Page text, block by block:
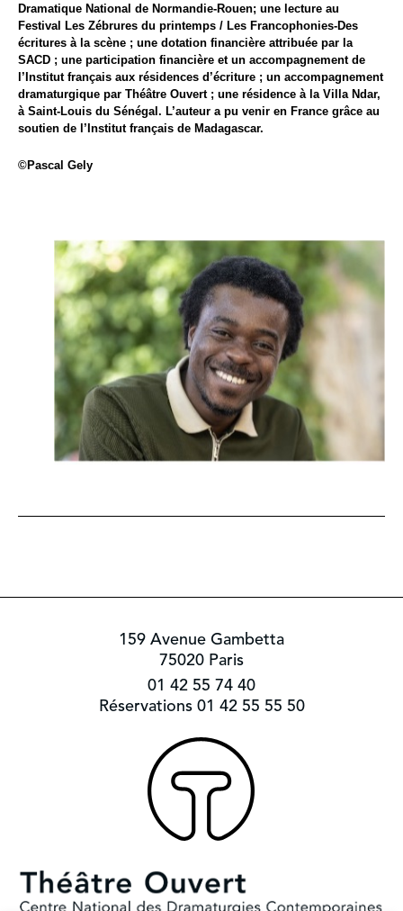
Dramatique National de Normandie-Rouen; une lecture au
Festival Les Zébrures du printemps / Les Francophonies-Des
écritures à la scène ; une dotation financière attribuée par la
SACD ; une participation financière et un accompagnement de
l’Institut français aux résidences d’écriture ; un accompagnement
dramaturgique par Théâtre Ouvert ; une résidence à la Villa Ndar,
à Saint-Louis du Sénégal. L’auteur a pu venir en France grâce au
soutien de l’Institut français de Madagascar.
©Pascal Gely
159 Avenue Gambetta
75020 Paris
01 42 55 74 40
Réservations 01 42 55 55 50